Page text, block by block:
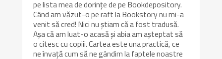
pe lista mea de dorințe de pe Bookdepository.
Când am văzut-o pe raft la Bookstory nu mi-a
venit să cred! Nici nu știam că a fost tradusă.
Așa că am luat-o acasă și abia am așteptat să
o citesc cu copiii. Cartea este una practică, ce
ne învață cum să ne gândim la faptele noastre